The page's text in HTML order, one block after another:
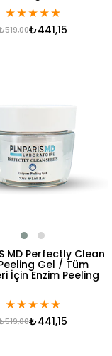
★★★★★
₺441,15
MD Perfectly Clean
Gel / Tüm
İçin Enzim Peeling
★★★★★
₺441,15